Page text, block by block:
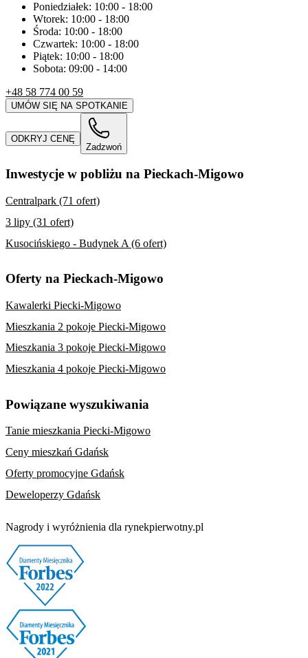
Poniedziałek: 10:00 - 18:00
Wtorek: 10:00 - 18:00
Środa: 10:00 - 18:00
Czwartek: 10:00 - 18:00
Piątek: 10:00 - 18:00
Sobota: 09:00 - 14:00
+48 58 774 00 59
UMÓW SIĘ NA SPOTKANIE
ODKRYJ CENĘ
Zadzwoń
Inwestycje w pobliżu na Pieckach-Migowo
Centralpark (71 ofert)
3 lipy (31 ofert)
Kusocińskiego - Budynek A (6 ofert)
Oferty na Pieckach-Migowo
Kawalerki Piecki-Migowo
Mieszkania 2 pokoje Piecki-Migowo
Mieszkania 3 pokoje Piecki-Migowo
Mieszkania 4 pokoje Piecki-Migowo
Powiązane wyszukiwania
Tanie mieszkania Piecki-Migowo
Ceny mieszkań Gdańsk
Oferty promocyjne Gdańsk
Deweloperzy Gdańsk
Nagrody i wyróżnienia dla rynekpierwotny.pl